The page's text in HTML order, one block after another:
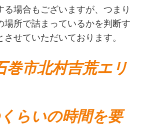
る場合もございますが、つまり
場所で詰まっているかを判断す
せていただいております。
巻市北村吉荒エリ
らいの時間を要